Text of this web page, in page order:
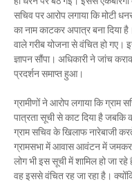
Mau Beat Media-
Mau:-शिव धनुष
Mau Beat Media-
Mau:-जांच में 74
Mau Beat Media
Mau Beat Media-
Mau:-सांप को
Mau Beat Media -
Prayagraj:-
Mau Beat Media -
सचिव पर आरोप लगाया कि मोटी
का नाम काटकर अपात्र बना दिया
वाले गरीब योजना से वंचित हो गए।
ज्ञापन सौंपा। अधिकारी ने जांच
प्रदर्शन समाप्त हुआ।
ग्रामीणों ने आरोप लगाया कि ग्राम
पात्रता सूची से काट दिया है जबकि
ग्राम सचिव के खिलाफ नारेबाजी
ग्रामसभा में आवास आवंटन में जमकर
लोग भी इस सूची में शामिल हो जा
वह इससे वंचित रह जा रहा है।